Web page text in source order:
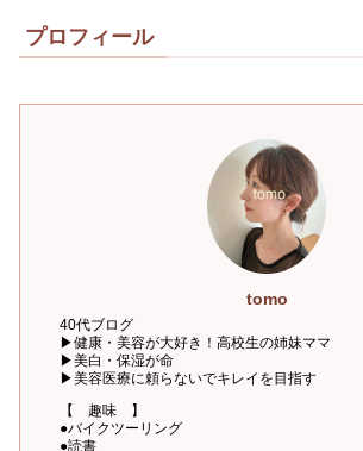
プロフィール
tomo
40代ブログ
▶健康・美容が大好き！高校生の姉妹ママ
▶美白・保湿が命
▶美容医療に頼らないでキレイを目指す
【 趣味 】
●バイクツーリング
●読書